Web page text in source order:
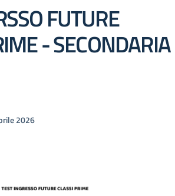
FUTURE
- SECONDARIA
2026